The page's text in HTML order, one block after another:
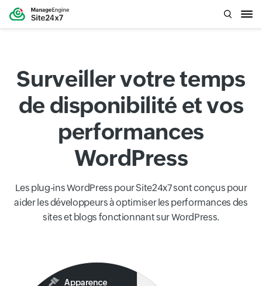
Surveiller votre temps
de disponibilité et vos
performances
WordPress
Les plug-ins WordPress pour Site24x7 sont conçus pour
aider les développeurs à optimiser les performances des
sites et blogs fonctionnant sur WordPress.